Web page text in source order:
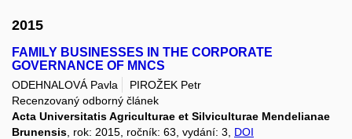
2015
FAMILY BUSINESSES IN THE CORPORATE
GOVERNANCE OF MNCS
ODEHNALOVÁ Pavla
PIROŽEK Petr
Recenzovaný odborný článek
Acta Universitatis Agriculturae et Silviculturae Mendelianae
Brunensis , rok: 2015, ročník: 63, vydání: 3, DOI